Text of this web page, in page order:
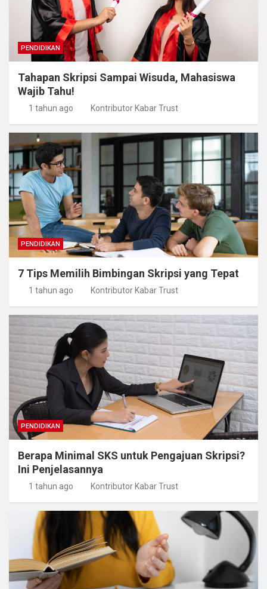
PENDIDIKAN
Tahapan Skripsi Sampai Wisuda, Mahasiswa
Wajib Tahu!
1 tahun ago Kontributor Kabar Trust
PENDIDIKAN
7 Tips Memilih Bimbingan Skripsi yang Tepat
1 tahun ago Kontributor Kabar Trust
PENDIDIKAN
Berapa Minimal SKS untuk Pengajuan Skripsi?
Ini Penjelasannya
1 tahun ago Kontributor Kabar Trust